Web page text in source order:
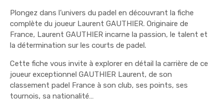
Plongez dans l’univers du padel en découvrant la fiche
complète du joueur Laurent GAUTHIER. Originaire de
France, Laurent GAUTHIER incarne la passion, le talent et
la détermination sur les courts de padel.
Cette fiche vous invite à explorer en détail la carrière de ce
joueur exceptionnel GAUTHIER Laurent, de son
classement padel France à son club, ses points, ses
tournois, sa nationalité…